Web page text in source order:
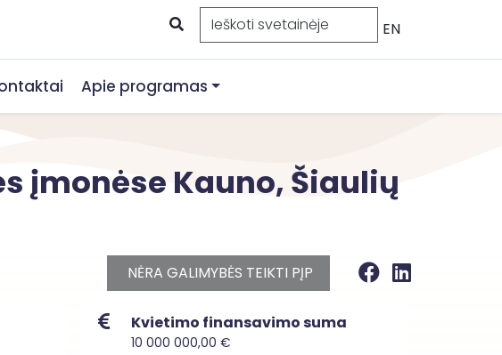
EN
Apie programas
įmonėse Kauno, Šiaulių
NĖRA GALIMYBĖS TEIKTI PĮP
Kvietimo finansavimo suma
10 000 000,00 €